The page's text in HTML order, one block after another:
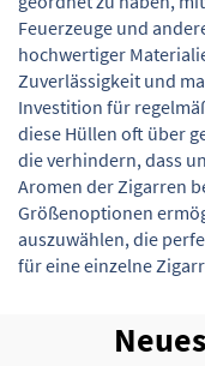
Feuerzeuge und
hochwertiger
Zuverlässigkeit und
Investition für
diese Hüllen oft über
die verhindern, dass
Aromen der Zigarren
Größenoptionen
auszuwählen, die
für eine einzelne